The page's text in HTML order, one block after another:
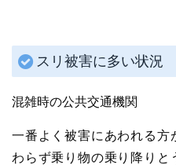
スリ被害に多い状況
混雑時の公共交通機関
一番よく被害にあわれる方
わらず乗り物の乗り降りと